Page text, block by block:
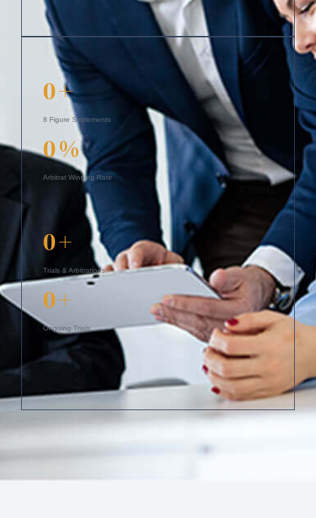
0+
8 Figure Settlements
0%
Arbitrat Winning Rate
0+
Trials & Arbitrations
0+
Ongoing Trials